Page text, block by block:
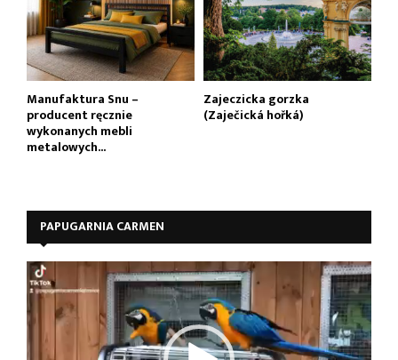
Manufaktura Snu –
producent ręcznie
wykonanych mebli
metalowych...
Zajeczicka gorzka
(Zaječická hořká)
PAPUGARNIA CARMEN
O
d
w
a